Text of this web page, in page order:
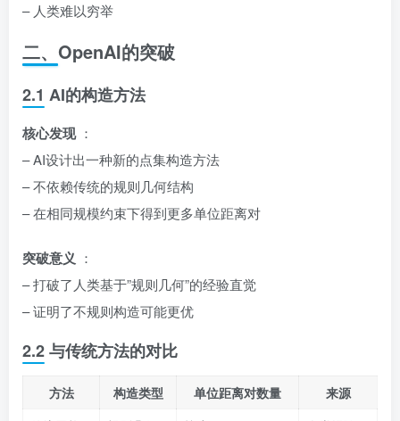
– 人类难以穷举
二、OpenAI的突破
2.1 AI的构造方法
核心发现 ：
– AI设计出一种新的点集构造方法
– 不依赖传统的规则几何结构
– 在相同规模约束下得到更多单位距离对
突破意义 ：
– 打破了人类基于”规则几何”的经验直觉
– 证明了不规则构造可能更优
2.2 与传统方法的对比
方法 构造类型 单位距离对数量
来源